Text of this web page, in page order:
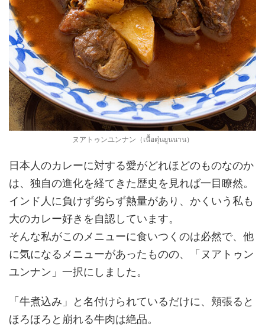
ヌアトゥンユンナン（เนื้อตุ๋นยูนนาน）
日本人のカレーに対する愛がどれほどのものなのか
は、独自の進化を経てきた歴史を見れば一目瞭然。
インド人に負けず劣らず熱量があり、かくいう私も
大のカレー好きを自認しています。
そんな私がこのメニューに食いつくのは必然で、他
に気になるメニューがあったものの、「ヌアトゥン
ユンナン」一択にしました。
「牛煮込み」と名付けられているだけに、頬張ると
ほろほろと崩れる牛肉は絶品。